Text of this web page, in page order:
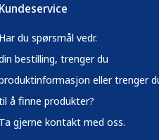
Kundeservice
Har du spørsmål vedr.
bestilling, trenger du
eller trenger
å finne produkter?
Ta gjerne kontakt med oss.